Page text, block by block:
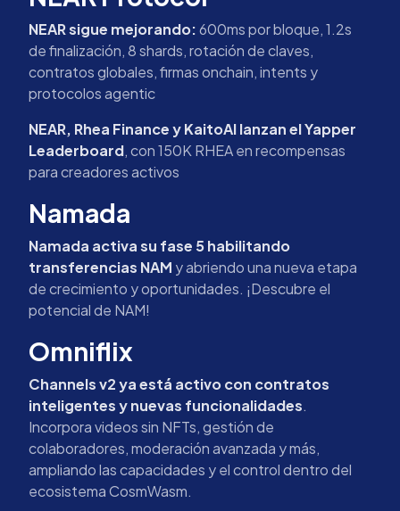
NEAR sigue mejorando:600ms por bloque, 1.2s
de finalización, 8 shards, rotación de claves,
contratos globales, firmas onchain, intents y
protocolos agentic
NEAR, Rhea Finance y KaitoAI lanzan el Yapper
Leaderboard, con 150K RHEA en recompensas
para creadores activos
Namada
Namada activa su fase 5 habilitando
transferencias NAM y abriendo una nueva etapa
de crecimiento y oportunidades. ¡Descubre el
potencial de NAM!
Omniflix
Channels v2 ya está activo con contratos
inteligentes y nuevas funcionalidades.
Incorpora videos sin NFTs, gestión de
colaboradores, moderación avanzada y más,
ampliando las capacidades y el control dentro del
ecosistema CosmWasm.